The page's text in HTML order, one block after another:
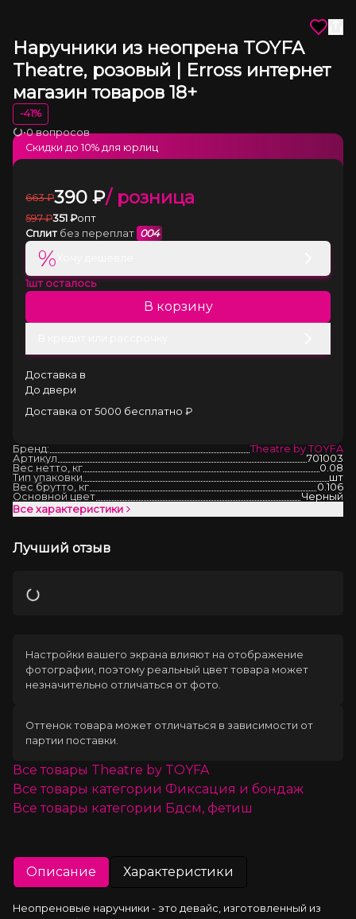
Наручники из неопрена TOYFA
Theatre, розовый | Erross интернет
магазин товаров 18+
-41%
Загрузка
•0 вопросов
663 ₽390 ₽/ розница
597 ₽351 ₽опт
Сплит без переплат 004
%
1шт осталось
В корзину
Доставка в
До двери
Доставка от 5000 бесплатно ₽
Скидки до 10% для юрлиц
Бренд:
Theatre by TOYFA
Артикул
701003
Вес нетто, кг
0.08
Тип упаковки
шт
Вес брутто, кг
0.106
Основной цвет
Черный
Все характеристики
Лучший отзыв
Загрузка
Настройки вашего экрана влияют на отображение
фотографии, поэтому реальный цвет товара может
незначительно отличаться от фото.
Оттенок товара может отличаться в зависимости от
партии поставки.
Все товары Theatre by TOYFA
Все товары категории Фиксация и бондаж
Все товары категории Бдсм, фетиш
Описание Характеристики
Неопреновые наручники - это девайс, изготовленный из